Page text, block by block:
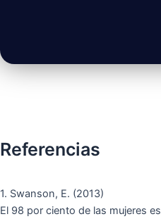
Referencias
1. Swanson, E. (2013)
El 98 por ciento de las mujeres